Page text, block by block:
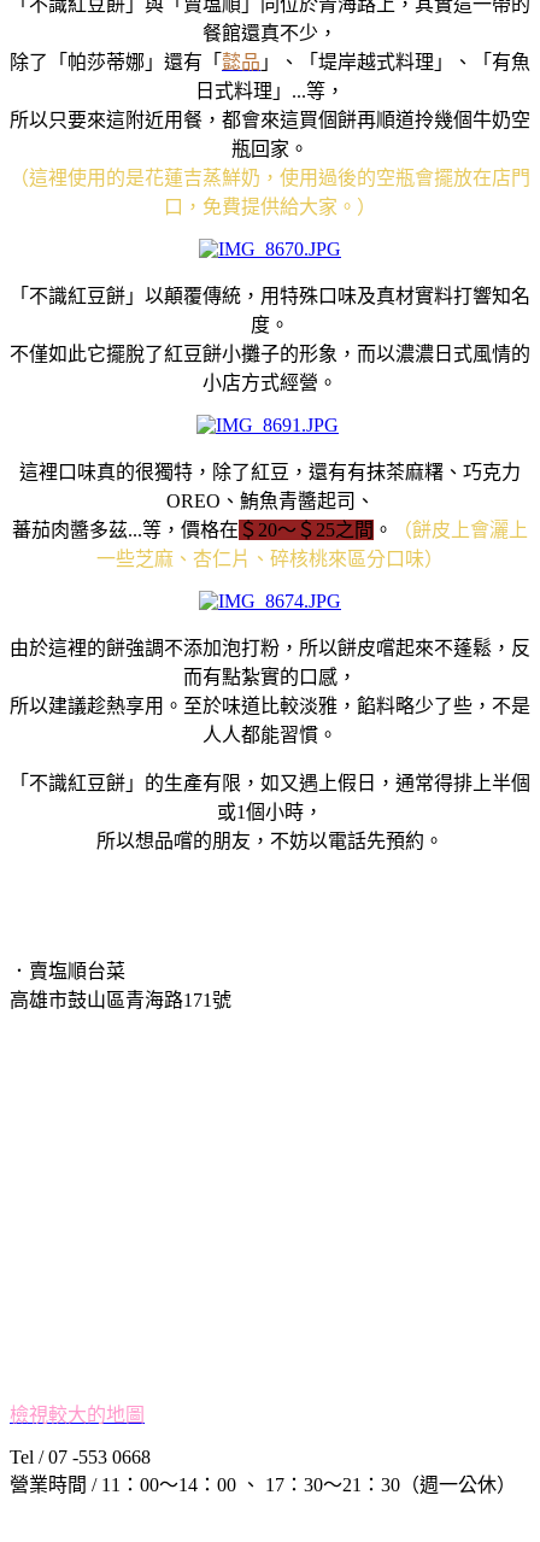
餐館還真不少，
除了「帕莎蒂娜」還有「 懿品 」、「堤岸越式料理」、「有魚
日式料理」...等，
所以只要來這附近用餐，都會來這買個餅再順道拎幾個牛奶空
瓶回家。
（這裡使用的是花蓮吉蒸鮮奶，使用過後的空瓶會擺放在店門
口，免費提供給大家。）
「不識紅豆餅」以顛覆傳統，用特殊口味及真材實料打響知名
度。
不僅如此它擺脫了紅豆餅小攤子的形象，而以濃濃日式風情的
小店方式經營。
這裡口味真的很獨特，除了紅豆，還有有抹茶麻糬、巧克力
OREO、鮪魚青醬起司、
蕃茄肉醬多茲...等，價格在 ＄20～＄25之間 。
（餅皮上會灑上
一些芝麻、杏仁片、碎核桃來區分口味）
由於這裡的餅強調不添加泡打粉，所以餅皮嚐起來不蓬鬆，反
而有點紮實的口感，
所以建議趁熱享用。至於味道比較淡雅，餡料略少了些，不是
人人都能習慣。
「不識紅豆餅」的生產有限，如又遇上假日，通常得排上半個
或1個小時，
所以想品嚐的朋友，不妨以電話先預約。
．賣塩順台菜
高雄市鼓山區青海路171號
檢視較大的地圖
Tel / 07 -553 0668
營業時間 / 11：00～14：00 、 17：30～21：30（週一公休）